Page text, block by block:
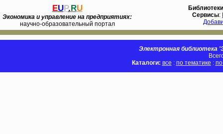
EUP.RU
Экономика и управление на предприятиях:
научно-образовательный портал
Библиотеки
Сервисы:
Электронная библиотека
Каталоги: все : по тематике :